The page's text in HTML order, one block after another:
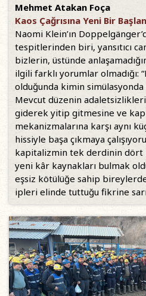
Mehmet Atakan Foça
Kaos Çağrısına Yeni Bir
Naomi Klein’ın
tespitlerinden biri, yansıtıcı
bizlerin, üstünde
ilgili farklı yorumlar olmadığı:
olduğunda kimin simülasyonda
Mevcut düzenin
giderek yitip gitmesine ve
mekanizmalarına karşı aynı
hissiyle başa çıkmaya
kapitalizmin tek derdinin dört
yeni kâr kaynakları bulmak
eşsiz kötülüğe sahip
ipleri elinde tuttuğu fikrine